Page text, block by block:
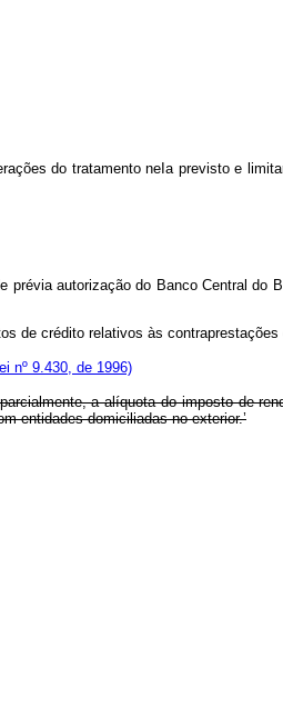
do tratamento neIa previsto e
prévia autorização do Banco Central do
de crédito relativos às contraprestações
nº 9.430, de 1996)
a alíquota do imposto de
entidades domiciliadas no exterior.’